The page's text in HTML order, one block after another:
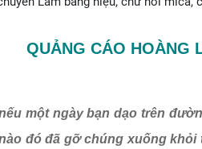
QUẢNG CÁO HOÀNG
một ngày bạn dạo trên
đó đã gỡ chúng xuống